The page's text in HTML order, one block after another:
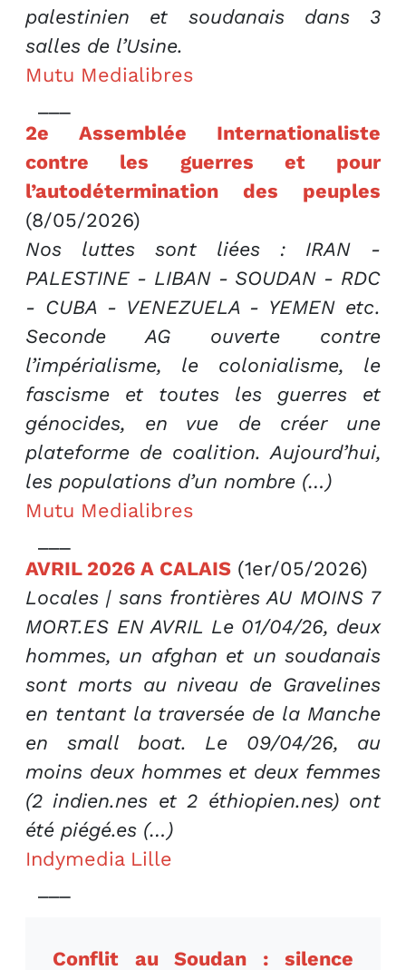
palestinien et soudanais dans 3
salles de l’Usine.
Mutu Medialibres
2e Assemblée Internationaliste
contre les guerres et pour
l’autodétermination des peuples
(8/05/2026)
Nos luttes sont liées : IRAN -
PALESTINE - LIBAN - SOUDAN - RDC
- CUBA - VENEZUELA - YEMEN etc.
Seconde AG ouverte contre
l’impérialisme, le colonialisme, le
fascisme et toutes les guerres et
génocides, en vue de créer une
plateforme de coalition. Aujourd’hui,
les populations d’un nombre (…)
Mutu Medialibres
AVRIL 2026 A CALAIS (1er/05/2026)
Locales | sans frontières AU MOINS 7
MORT.ES EN AVRIL Le 01/04/26, deux
hommes, un afghan et un soudanais
sont morts au niveau de Gravelines
en tentant la traversée de la Manche
en small boat. Le 09/04/26, au
moins deux hommes et deux femmes
(2 indien.nes et 2 éthiopien.nes) ont
été piégé.es (…)
Indymedia Lille
Conflit au Soudan : silence